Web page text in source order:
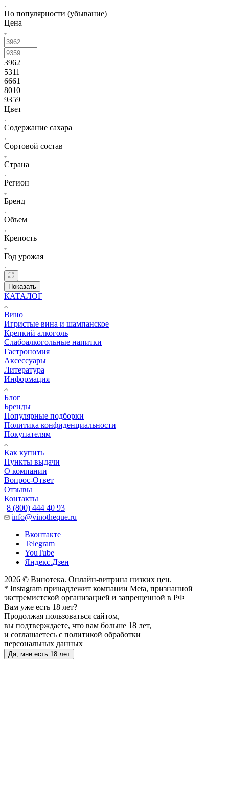
По популярности (убывание)
Цена
3962
5311
6661
8010
9359
Цвет
Содержание сахара
Сортовой состав
Страна
Регион
Бренд
Объем
Крепость
Год урожая
Показать
КАТАЛОГ
Вино
Игристые вина и шампанское
Крепкий алкоголь
Слабоалкогольные напитки
Гастрономия
Аксессуары
Литература
Информация
Блог
Бренды
Популярные подборки
Политика конфиденциальности
Покупателям
Как купить
Пункты выдачи
О компании
Вопрос-Ответ
Отзывы
Контакты
8 (800) 444 40 93
info@vinotheque.ru
Вконтакте
Telegram
YouTube
Яндекс.Дзен
2026 © Винотека. Онлайн-витрина низких цен.
* Instagram принадлежит компании Meta, признанной
экстремистской организацией и запрещенной в РФ
Вам уже есть 18 лет?
Продолжая пользоваться сайтом,
вы подтверждаете, что вам больше 18 лет,
и соглашаетесь с политикой обработки
персональных данных
Да, мне есть 18 лет